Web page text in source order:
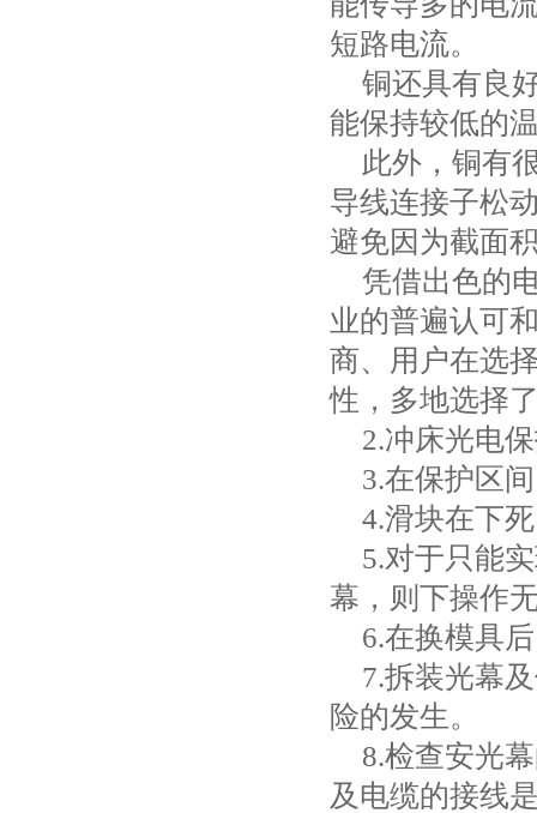
短路电流。
铜还具有良
能保持较低的
此外，铜有
导线连接子松
避免因为截面
凭借出色的
业的普遍认可
商、用户在选
性，多地选择
2.冲床光电
3.在保护区
4.滑块在下
5.对于只能
幕，则下操作
6.在换模具
7.拆装光幕
险的发生。
8.检查安光
及电缆的接线